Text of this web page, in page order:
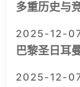
多重历史与
2025-12-
巴黎圣日耳
2025-12-